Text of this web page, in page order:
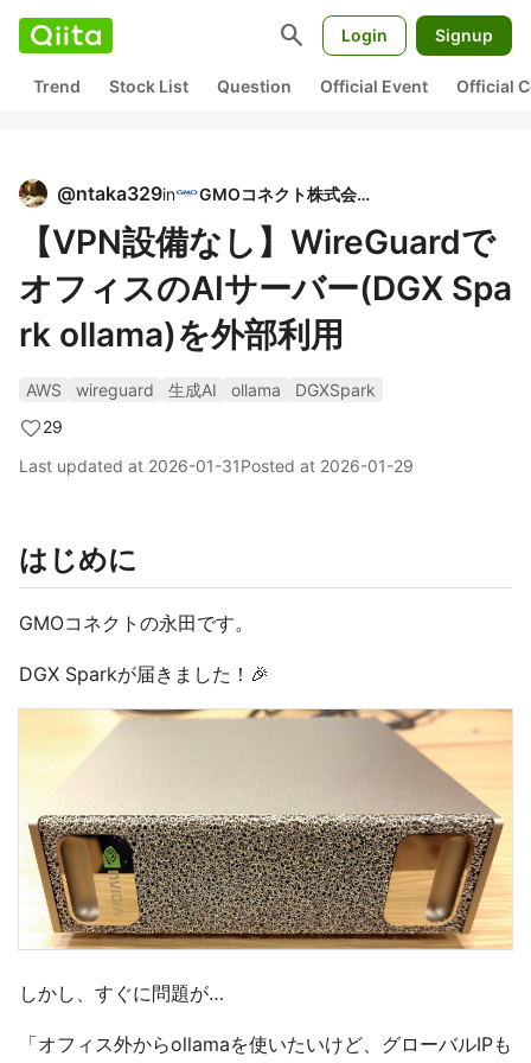
search Login Signup
Trend Stock List Question Official Event Official
@ntaka329in GMOコネクト株式会社
【VPN設備なし】WireGuardで
オフィスのAIサーバー(DGX Spa
rk ollama)を外部利用
AWS wireguard 生成AI ollama
DGXSpark
29
Last updated at 2026-01-31Posted at 2026-01-29
はじめに
GMOコネクトの永田です。
DGX Sparkが届きました！🎉
しかし、すぐに問題が…
「オフィス外からollamaを使いたいけど、グローバルIPも